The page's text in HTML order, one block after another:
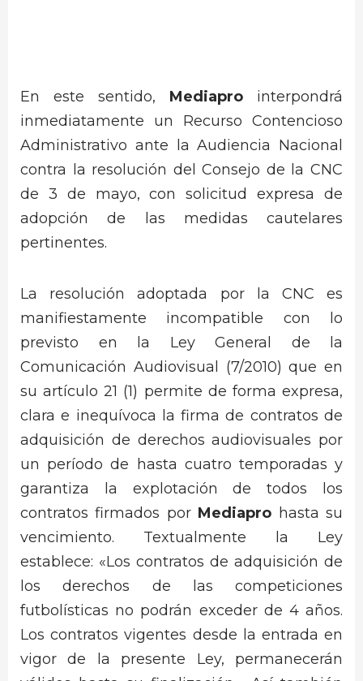
En este sentido, Mediapro interpondrá
inmediatamente un Recurso Contencioso
Administrativo ante la Audiencia Nacional
contra la resolución del Consejo de la CNC
de 3 de mayo, con solicitud expresa de
adopción de las medidas cautelares
pertinentes.
La resolución adoptada por la CNC es
manifiestamente incompatible con lo
previsto en la Ley General de la
Comunicación Audiovisual (7/2010) que en
su artículo 21 (1) permite de forma expresa,
clara e inequívoca la firma de contratos de
adquisición de derechos audiovisuales por
un período de hasta cuatro temporadas y
garantiza la explotación de todos los
contratos firmados por Mediapro hasta su
vencimiento. Textualmente la Ley
establece: «Los contratos de adquisición de
los derechos de las competiciones
futbolísticas no podrán exceder de 4 años.
Los contratos vigentes desde la entrada en
vigor de la presente Ley, permanecerán